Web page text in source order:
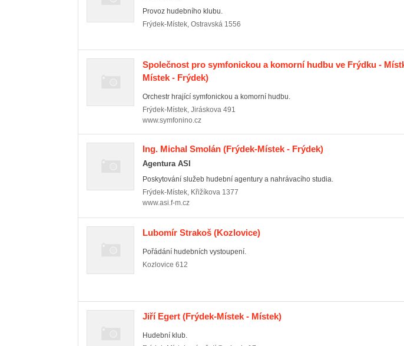
Provoz hudebního klubu.
Frýdek-Místek, Ostravská 1556
Společnost pro symfonickou a komorní hudbu ve Frýdku -
Místek - Frýdek)
Orchestr hrající symfonickou a komorní hudbu.
Frýdek-Místek, Jiráskova 491
www.symfonino.cz
Ing. Michal Smolán (Frýdek-Místek - Frýdek)
Agentura ASI
Poskytování služeb hudební agentury a nahrávacího studia.
Frýdek-Místek, Křižíkova 1377
www.asi.f-m.cz
Lubomír Strakoš (Kozlovice)
Pořádání hudebních vystoupení.
Kozlovice 612
Jiří Egert (Frýdek-Místek - Místek)
Hudební klub.